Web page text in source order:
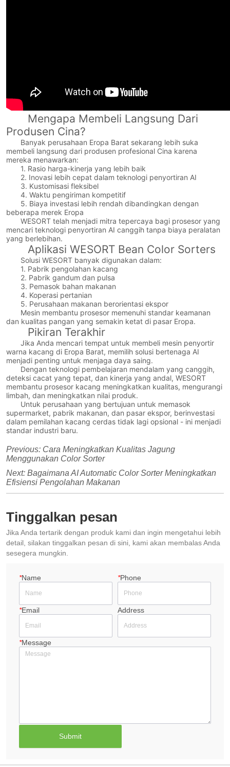
Mengapa Membeli Langsung Dari
Produsen Cina?
Banyak perusahaan Eropa Barat sekarang lebih suka
membeli langsung dari produsen profesional Cina karena
mereka menawarkan:
1. Rasio harga-kinerja yang lebih baik
2. Inovasi lebih cepat dalam teknologi penyortiran AI
3. Kustomisasi fleksibel
4. Waktu pengiriman kompetitif
5. Biaya investasi lebih rendah dibandingkan dengan
beberapa merek Eropa
WESORT telah menjadi mitra tepercaya bagi prosesor yang
mencari teknologi penyortiran AI canggih tanpa biaya peralatan
yang berlebihan.
Aplikasi WESORT Bean Color Sorters
Solusi WESORT banyak digunakan dalam:
1. Pabrik pengolahan kacang
2. Pabrik gandum dan pulsa
3. Pemasok bahan makanan
4. Koperasi pertanian
5. Perusahaan makanan berorientasi ekspor
Mesin membantu prosesor memenuhi standar keamanan
dan kualitas pangan yang semakin ketat di pasar Eropa.
Pikiran Terakhir
Jika Anda mencari tempat untuk membeli mesin penyortir
warna kacang di Eropa Barat, memilih solusi bertenaga AI
menjadi penting untuk menjaga daya saing.
Dengan teknologi pembelajaran mendalam yang canggih,
deteksi cacat yang tepat, dan kinerja yang andal, WESORT
membantu prosesor kacang meningkatkan kualitas, mengurangi
limbah, dan meningkatkan nilai produk.
Untuk perusahaan yang bertujuan untuk memasok
supermarket, pabrik makanan, dan pasar ekspor, berinvestasi
dalam pemilahan kacang cerdas tidak lagi opsional - ini menjadi
standar industri baru.
Previous: Cara Meningkatkan Kualitas Jagung
Menggunakan Color Sorter
Next:Bagaimana AI Automatic Color Sorter Meningkatkan
Efisiensi Pengolahan Makanan
Tinggalkan pesan
Jika Anda tertarik dengan produk kami dan ingin mengetahui lebih
detail, silakan tinggalkan pesan di sini, kami akan membalas Anda
sesegera mungkin.
*Name *Phone
*Email Address
*Message
Submit